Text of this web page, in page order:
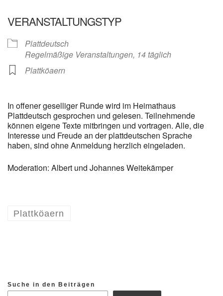
VERANSTALTUNGSTYP
Plattdeutsch
Regelmäßige Veranstaltungen, 14 täglich
Plattköaern
In offener geselliger Runde wird im Heimathaus
Plattdeutsch gesprochen und gelesen. Teilnehmende
können eigene Texte mitbringen und vortragen. Alle, die
Interesse und Freude an der plattdeutschen Sprache
haben, sind ohne Anmeldung herzlich eingeladen.
Moderation: Albert und Johannes Weitekämper
Plattköaern
Suche in den Beiträgen